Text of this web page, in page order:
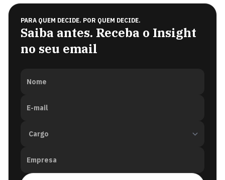
PARA QUEM DECIDE. POR QUEM DECIDE.
Saiba antes. Receba o Insight
no seu email
Nome
E-mail
Empresa